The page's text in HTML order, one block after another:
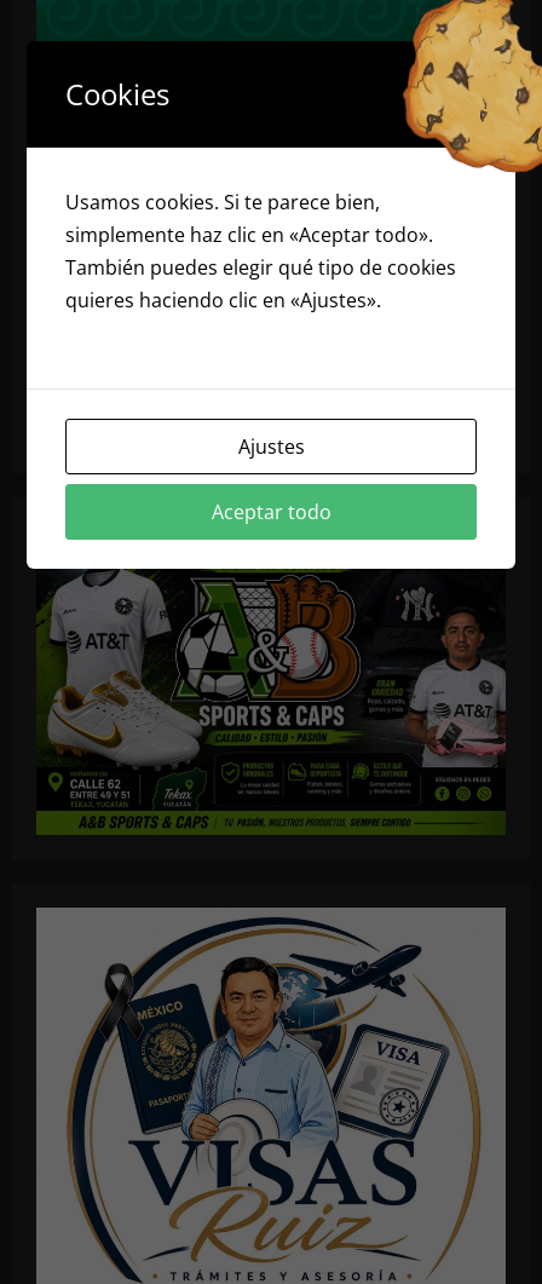
Cookies
Usamos cookies. Si te parece bien,
simplemente haz clic en «Aceptar todo».
También puedes elegir qué tipo de cookies
quieres haciendo clic en «Ajustes».
Ajustes
Aceptar todo